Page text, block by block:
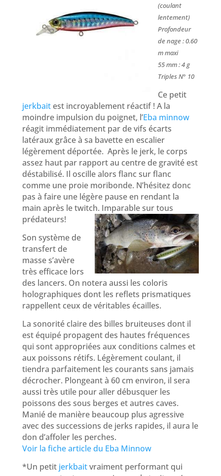
(coulant
lentement)
Profondeur
de nage : 0.60
m maxi
55 mm : 4 g
Triples N° 10
Ce petit
jerkbait est incroyablement réactif ! A la
moindre impulsion du poignet, l’Eba minnow
réagit immédiatement par de vifs écarts
latéraux grâce à sa bavette en escalier
légèrement déportée. Après le jerk, le corps
assez haut par rapport au centre de gravité est
déstabilisé. Il oscille alors flanc sur flanc
comme une proie moribonde. N’hésitez donc
pas à faire une légère pause en rendant la
main après le twitch. Imparable sur tous
prédateurs!
Son système de
transfert de
masse s’avère
très efficace lors
des lancers. On notera aussi les coloris
holographiques dont les reflets prismatiques
rappellent ceux de véritables écailles.
La sonorité claire des billes bruiteuses dont il
est équipé propagent des hautes fréquences
qui sont appropriées aux conditions calmes et
aux poissons rétifs. Légèrement coulant, il
tiendra parfaitement les courants sans jamais
décrocher. Plongeant à 60 cm environ, il sera
aussi très utile pour aller débusquer les
poissons des sous berges et autres caves.
Manié de manière beaucoup plus agressive
avec des successions de jerks rapides, il aura le
don d’affoler les perches.
Voir la fiche article du Eba Minnow
*Un petit jerkbaitvraiment performant qui